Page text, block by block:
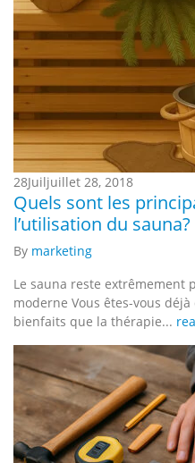
28Juiljuillet 28, 2018
Quels sont les
l’utilisation du sauna?
By marketing
Le sauna reste extrêmement
moderne Vous êtes-vous
bienfaits que la thérapie...